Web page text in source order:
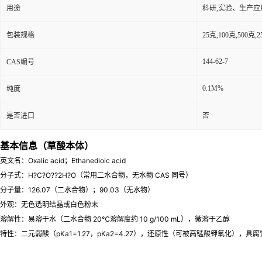
用途 科研,实验、生产应
包装规格 25克,100克,500克
CAS编号 144-62-7
纯度 0.1M%
是否进口 否
基本信息（草酸本体）
英文名：Oxalic acid；Ethanedioic acid
分子式：H?C?O??2H?O（常用二水合物，无水物 CAS 同号）
分子量：126.07（二水合物）；90.03（无水物）
外观：无色透明结晶或白色粉末
溶解性：易溶于水（二水合物 20℃溶解度约 10 g/100 mL），微溶于乙醇
特性：二元弱酸（pKa1=1.27，pKa2=4.27），还原性（可被高锰酸钾氧化），具腐